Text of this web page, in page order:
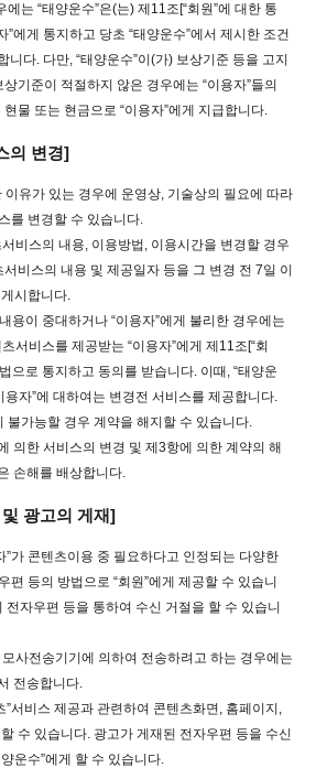
는 “태양운수”은(는) 제11조[“회원”에 대한 통
”에게 통지하고 당초 “태양운수”에서 제시한 조건
니다. 다만, “태양운수”이(가) 보상기준 등을 고지
기준이 적절하지 않은 경우에는 “이용자”들의
물 또는 현금으로 “이용자”에게 지급합니다.
의 변경]
유가 있는 경우에 운영상, 기술상의 필요에 따라
를 변경할 수 있습니다.
비스의 내용, 이용방법, 이용시간을 변경할 경우
비스의 내용 및 제공일자 등을 그 변경 전 7일 이
시합니다.
용이 중대하거나 “이용자”에게 불리한 경우에는
서비스를 제공받는 “이용자”에게 제11조[“회
으로 통지하고 동의를 받습니다. 이때, “태양운
용자”에 대하여는 변경전 서비스를 제공합니다.
불가능할 경우 계약을 해지할 수 있습니다.
의한 서비스의 변경 및 제3항에 의한 계약의 해
손해를 배상합니다.
광고의 게재]
”가 콘텐츠이용 중 필요하다고 인정되는 다양한
편 등의 방법으로 “회원”에게 제공할 수 있습니
전자우편 등을 통하여 수신 거절을 할 수 있습니
사전송기기에 의하여 전송하려고 하는 경우에는
전송합니다.
”서비스 제공과 관련하여 콘텐츠화면, 홈페이지,
수 있습니다. 광고가 게재된 전자우편 등을 수신
운수”에게 할 수 있습니다.